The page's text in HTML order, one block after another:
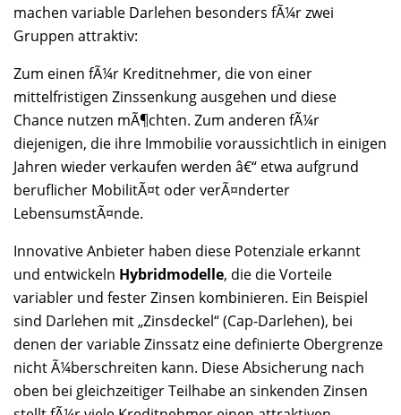
machen variable Darlehen besonders fÃ¼r zwei
Gruppen attraktiv:
Zum einen fÃ¼r Kreditnehmer, die von einer
mittelfristigen Zinssenkung ausgehen und diese
Chance nutzen mÃ¶chten. Zum anderen fÃ¼r
diejenigen, die ihre Immobilie voraussichtlich in einigen
Jahren wieder verkaufen werden â€“ etwa aufgrund
beruflicher MobilitÃ¤t oder verÃ¤nderter
LebensumstÃ¤nde.
Innovative Anbieter haben diese Potenziale erkannt
und entwickeln Hybridmodelle, die die Vorteile
variabler und fester Zinsen kombinieren. Ein Beispiel
sind Darlehen mit „Zinsdeckel“ (Cap-Darlehen), bei
denen der variable Zinssatz eine definierte Obergrenze
nicht Ã¼berschreiten kann. Diese Absicherung nach
oben bei gleichzeitiger Teilhabe an sinkenden Zinsen